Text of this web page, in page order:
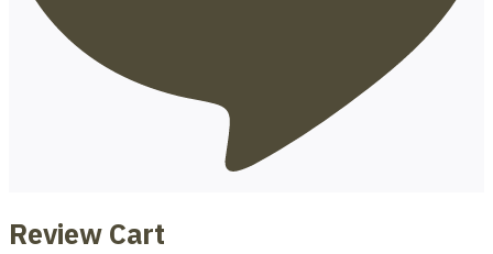
Review Cart